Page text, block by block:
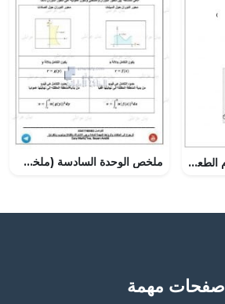
أوراق عمل المسلم لا يذم الطعام ملخص الوحدة السادسة (ملخصات الحجوم), (رياضيات) الثاني عشر المتقدم
صفحات مهمة